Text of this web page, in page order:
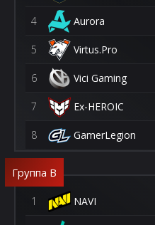
4 Aurora
5 Virtus.Pro
6 Vici Gaming
7 Ex-HEROIC
8 GamerLegion
Группа B
1 NAVI